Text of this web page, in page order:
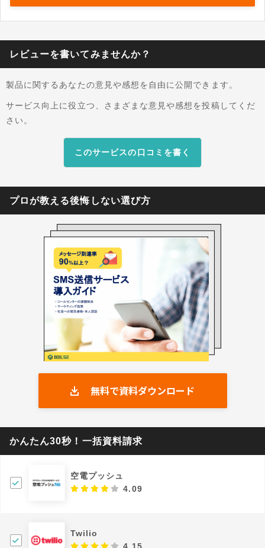
活用できます。 既存の社内システムやマーケティ
ングツールとのAPI連携を前提とした柔軟な設計
だ自動配信を容易に実現できます。金融機関の重
要なお知らせからECサイトの本人認証まで、確
の大企業に採用され続けている実績を持っていま
す。
レビューを書いてみませんか？
製品に関するあなたの意見や感想を自由に公開できます。
サービス向上に役立つ、さまざまな意見や感想を投稿してくだ
さい。
このサービスの口コミを書く
プロが教える後悔しない選び方
無料で資料ダウンロード
かんたん30秒！一括資料請求
空電プッシュ
4.09
Twilio
4.15